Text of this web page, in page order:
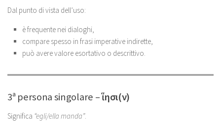
Dal punto di vista dell’uso:
è frequente nei dialoghi,
compare spesso in frasi imperative indirette,
può avere valore esortativo o descrittivo.
3ª persona singolare –ἵησι(ν)
Significa “egli/ella manda”.